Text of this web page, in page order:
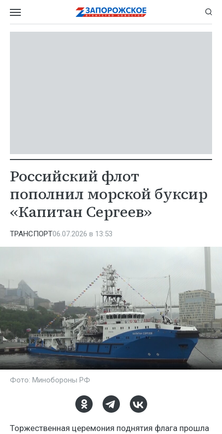
Российский флот
пополнил морской буксир
«Капитан Сергеев»
ТРАНСПОРТ06.07.2026 в 13:53
Фото: Минобороны РФ
Торжественная церемония поднятия флага прошла